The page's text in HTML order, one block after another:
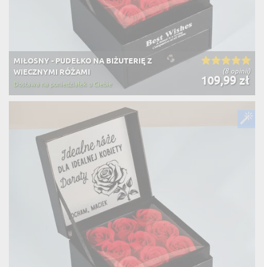
(8 opinii)
MIŁOSNY - PUDEŁKO NA BIŻUTERIĘ Z
WIECZNYMI RÓŻAMI
109,99 zł
Dostawa na poniedziałek u Ciebie